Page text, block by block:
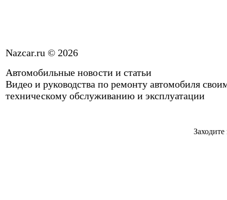
Nazcar.ru © 2026
Автомобильные новости и статьи
Видео и руководства по ремонту автомобиля
техническому обслуживанию и эксплуатации